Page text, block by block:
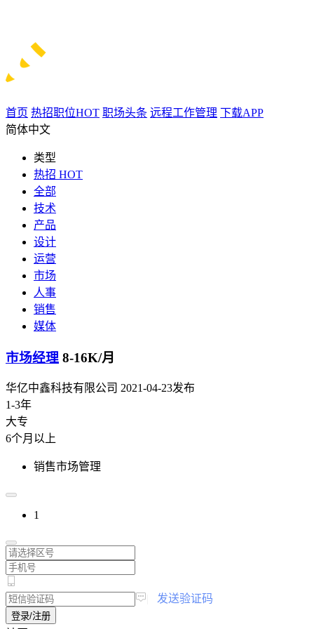
首页 热招职位HOT 职场头条 远程工作管理 下载APP
简体中文
类型
热招 HOT
全部
技术
产品
设计
运营
市场
人事
销售
媒体
市场经理 8-16K/月
华亿中鑫科技有限公司 2021-04-23发布
1-3年
大专
6个月以上
销售市场管理
1
发送验证码
登录/注册